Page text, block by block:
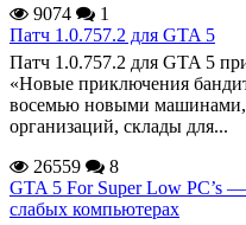
9074
1
Патч 1.0.757.2 для GTA 5
Патч 1.0.757.2 для GTA 5
«Новые приключения
восемью новыми
организаций, склады для...
26559
8
GTA 5 For Super Low PC’s
слабых компьютерах